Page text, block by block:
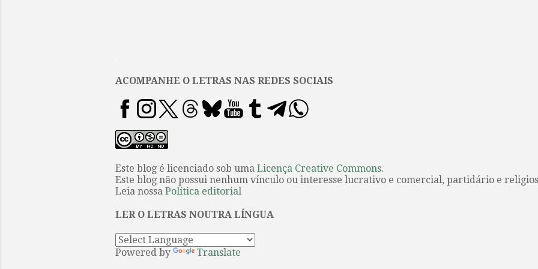
ACOMPANHE O LETRAS NAS REDES SOCIAIS
Este blog é licenciado sob uma Licença Creative Commons.
Este blog não possui nenhum vínculo ou interesse lucrativo e comercial, partidário e
Leia nossa Política editorial
LER O LETRAS NOUTRA LÍNGUA
Powered by Translate